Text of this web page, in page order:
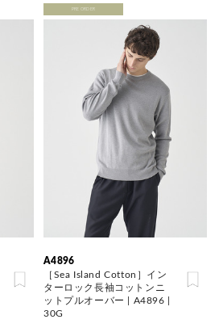
PRE ORDER
A4896
［Sea Island Cotton］イン
ターロック長袖コットンニ
ットプルオーバー | A4896 |
30G